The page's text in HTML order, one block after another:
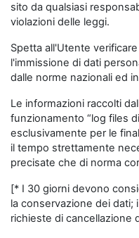
sito da qualsiasi
violazioni delle leggi.
Spetta all'Utente
l'immissione di dati
dalle norme nazionali ed
Le informazioni raccolti
funzionamento “log files
esclusivamente per le
il tempo strettamente
precisate che di norma
[* I 30 giorni devono
la conservazione dei dati;
richieste di cancellazione